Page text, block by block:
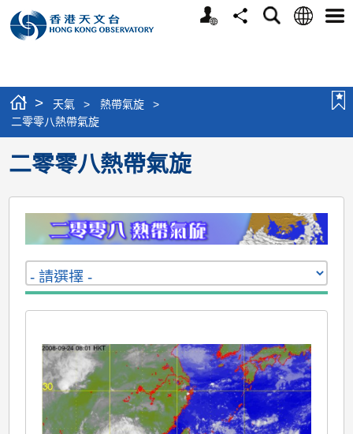
個
分
搜
語
選
> 天氣 > 熱帶氣旋
>
二零零八熱帶氣旋
二零零八熱帶氣旋